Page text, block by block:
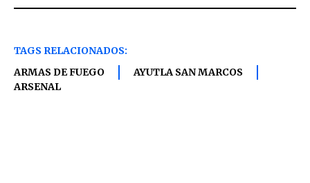
TAGS RELACIONADOS:
ARMAS DE FUEGO
AYUTLA SAN MARCOS
ARSENAL